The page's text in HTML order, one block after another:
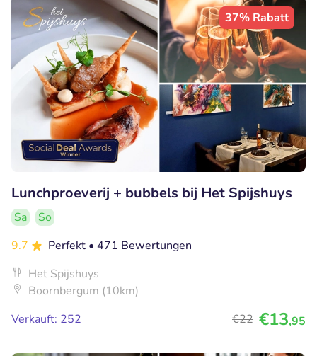
37% Rabatt
Lunchproeverij + bubbels bij Het Spijshuys
Sa
So
9.7
Perfekt • 471 Bewertungen
Het Spijshuys
Boornbergum (10km)
Verkauft: 252
€22 €13,95